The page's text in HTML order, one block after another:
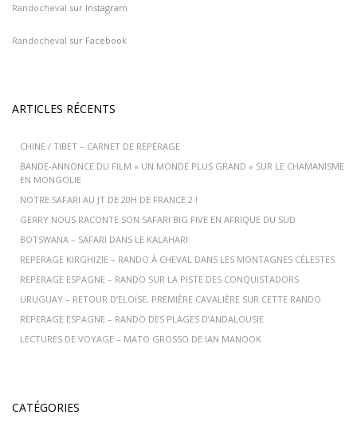
Randocheval sur Instagram
Randocheval sur Facebook
ARTICLES RÉCENTS
CHINE / TIBET – CARNET DE REPÉRAGE
BANDE-ANNONCE DU FILM « UN MONDE PLUS GRAND » SUR LE CHAMANISME
EN MONGOLIE
NOTRE SAFARI AU JT DE 20H DE FRANCE 2 !
GERRY NOUS RACONTE SON SAFARI BIG FIVE EN AFRIQUE DU SUD
BOTSWANA – SAFARI DANS LE KALAHARI
REPERAGE KIRGHIZIE – RANDO À CHEVAL DANS LES MONTAGNES CÉLESTES
REPERAGE ESPAGNE – RANDO SUR LA PISTE DES CONQUISTADORS
URUGUAY – RETOUR D’ELOÏSE, PREMIÈRE CAVALIÈRE SUR CETTE RANDO
REPERAGE ESPAGNE – RANDO DES PLAGES D’ANDALOUSIE
LECTURES DE VOYAGE – MATO GROSSO DE IAN MANOOK
CATÉGORIES